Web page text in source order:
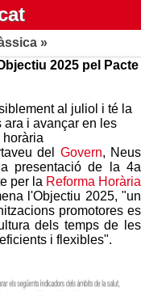
»
2025 pel Pacte
al juliol i té la
ara i avançar en les
del Govern, Neus
presentació de la 4a
per la Reforma Horària
l'Objectiu 2025, "un
promotores es
dels temps de les
i flexibles".